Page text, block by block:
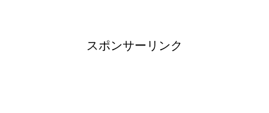
スポンサーリンク